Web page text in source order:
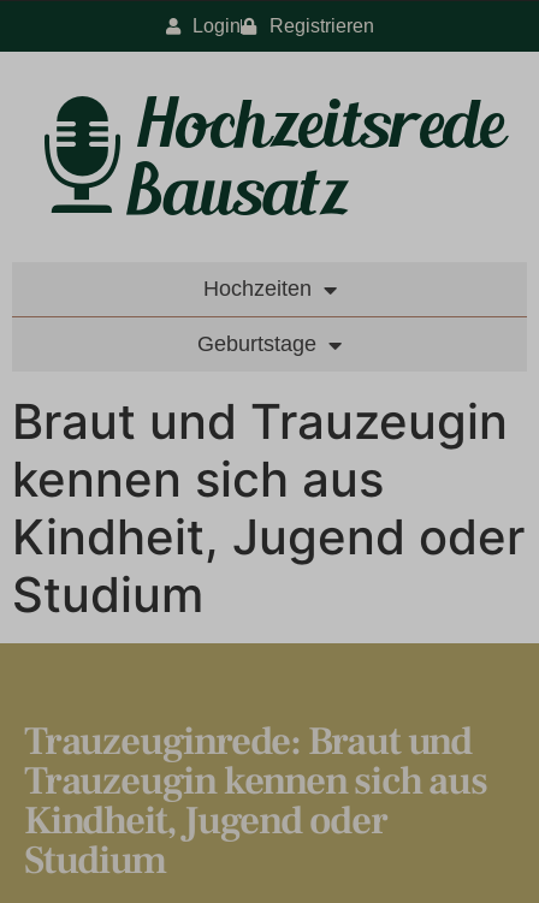
Login Registrieren
Hochzeiten
Geburtstage
Braut und Trauzeugin
kennen sich aus
Kindheit, Jugend oder
Studium
Trauzeuginrede: Braut und
Trauzeugin kennen sich aus
Kindheit, Jugend oder
Studium